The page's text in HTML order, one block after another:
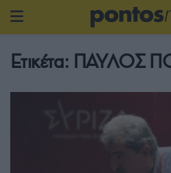
Ετικέτα: ΠΑΥΛΟΣ